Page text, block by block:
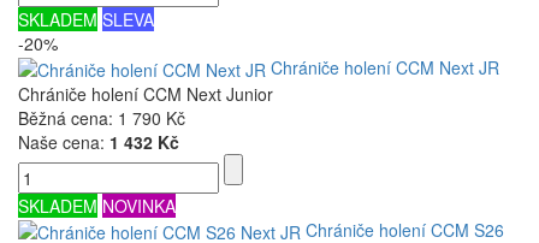
SKLADEM SLEVA
-20%
Chrániče holení CCM Next JR
Chrániče holení CCM Next Junior
Běžná cena: 1 790 Kč
Naše cena: 1 432 Kč
SKLADEM NOVINKA
Chrániče holení CCM S26